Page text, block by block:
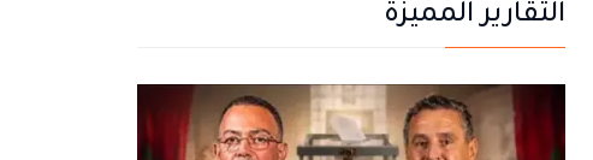
التقارير المميزة